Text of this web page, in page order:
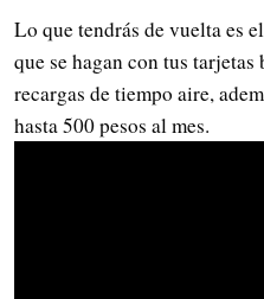
Lo que tendrás de vuelta es
que se hagan con tus
recargas de tiempo aire,
hasta 500 pesos al mes.